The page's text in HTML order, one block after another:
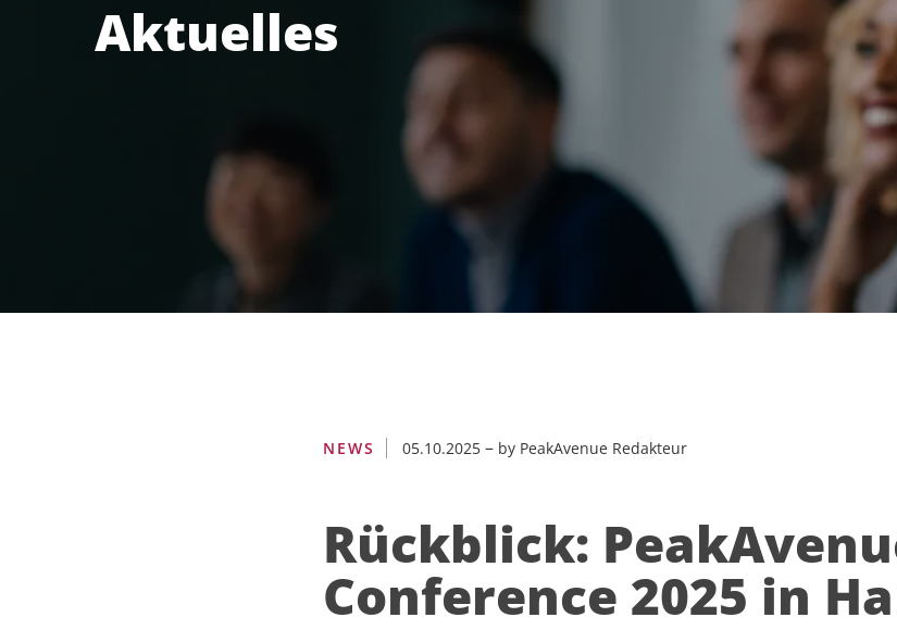
Digital Thread
PeakAvenue FaultTree+
Aktuelles
NEWS 05.10.2025 – by PeakAvenue Redakteur
Rückblick:
Conference 2025 in